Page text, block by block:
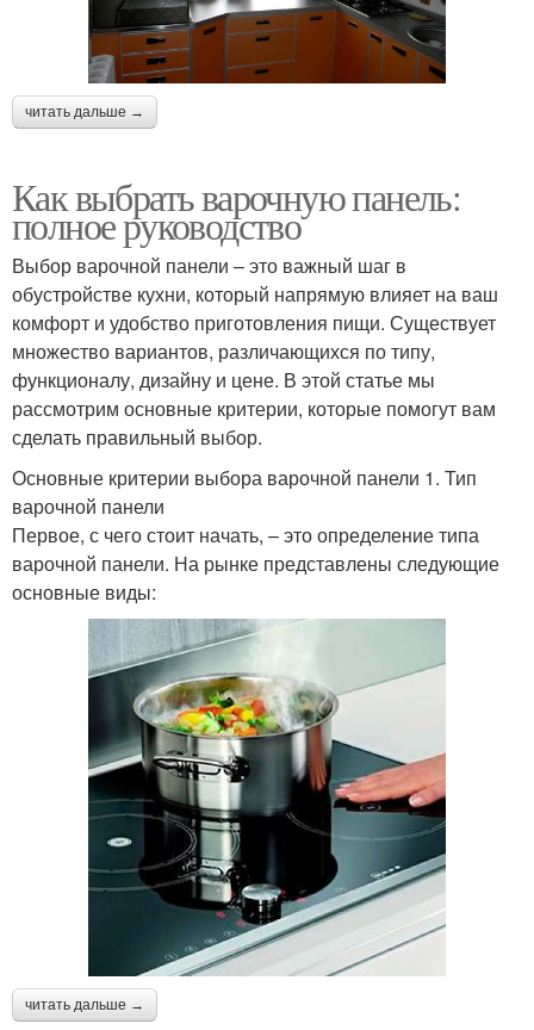
читать дальше →
Как выбрать варочную панель:
полное руководство
Выбор варочной панели – это важный шаг в
обустройстве кухни, который напрямую влияет на ваш
комфорт и удобство приготовления пищи. Существует
множество вариантов, различающихся по типу,
функционалу, дизайну и цене. В этой статье мы
рассмотрим основные критерии, которые помогут вам
сделать правильный выбор.
Основные критерии выбора варочной панели 1. Тип
варочной панели
Первое, с чего стоит начать, – это определение типа
варочной панели. На рынке представлены следующие
основные виды:
читать дальше →